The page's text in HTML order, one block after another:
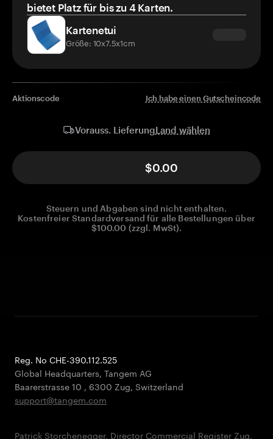
bietet Platz für bis zu 4 Karten.
Kartenetui
Größe: 10x7.5x1cm
Aktionscode Ich habe einen Gutscheincode
Vorauss. LieferungLand wählen
$0.00
Steuern und Abgaben sind nicht enthalten.
Kostenfreier Standardversand für alle Bestellungen über
$100.00 (zzgl. MwSt).
Reg. No CHE-390.112.525
Global Headquarters, Tangem AG
Baarerstrasse 10 , 6300 Zug, Switzerland
support@tangem.com
Patrick Storchenegger, Director Commercial Register Zug,